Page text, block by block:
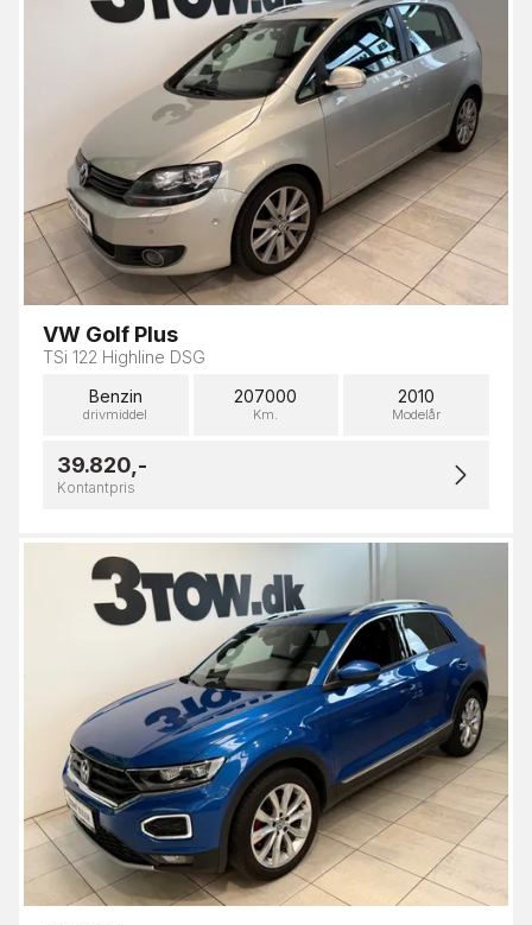
VW Golf Plus
TSi 122 Highline DSG
Benzin
drivmiddel
207000
Km.
2010
Modelår
39.820,-
Kontantpris